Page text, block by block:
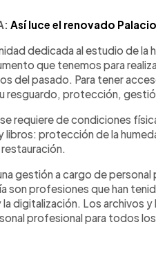
Así luce el renovado
dedicada al estudio de la
que tenemos para
del pasado. Para tener
resguardo, protección,
requiere de condiciones
libros: protección de la
gestión a cargo de
son profesiones que han
la digitalización. Los archivos
profesional para todos